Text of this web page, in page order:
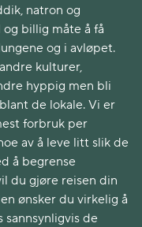
natron og
billig måte å få
og i avløpet.
kulturer,
hyppig men bli
de lokale. Vi er
forbruk per
av å leve litt slik de
å begrense
du gjøre reisen din
ønsker du virkelig å
de